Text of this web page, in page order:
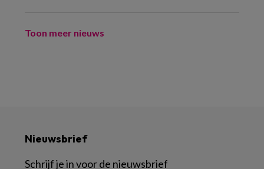
Toon meer nieuws
Nieuwsbrief
Schrijf je in voor de nieuwsbrief